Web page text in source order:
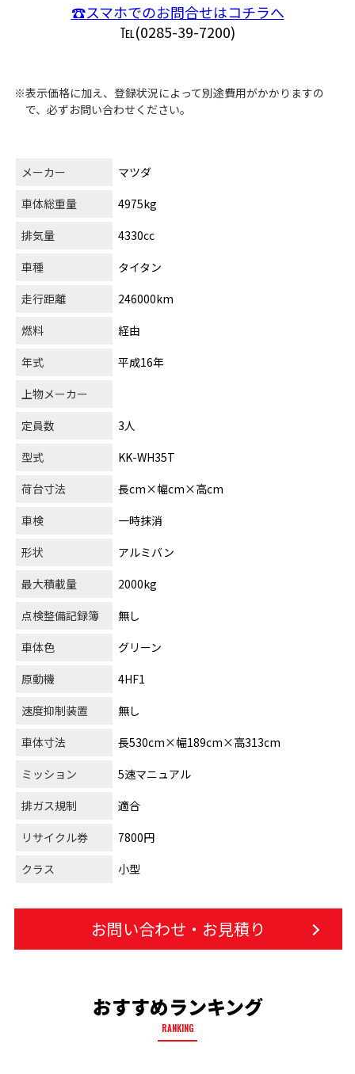
☎スマホでのお問合せはコチラへ
℡(0285-39-7200)
※表示価格に加え、登録状況によって別途費用がかかりますの
で、必ずお問い合わせください。
メーカー
マツダ
車体総重量
4975kg
排気量
4330cc
車種
タイタン
走行距離
246000km
燃料
経由
年式
平成16年
上物メーカー
定員数
3人
型式
KK-WH35T
荷台寸法
長cm×幅cm×高cm
車検
一時抹消
形状
アルミバン
最大積載量
2000kg
点検整備記録簿
無し
車体色
グリーン
原動機
4HF1
速度抑制装置
無し
車体寸法
長530cm×幅189cm×高313cm
ミッション
5速マニュアル
排ガス規制
適合
リサイクル券
7800円
クラス
小型
お問い合わせ・お見積り
おすすめランキング
RANKING